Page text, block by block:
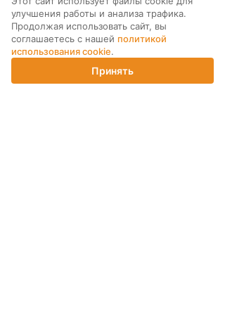
Корзина
улучшения работы и анализа трафика.
Продолжая использовать сайт, вы
соглашаетесь с нашей политикой
использования cookie.
Принять